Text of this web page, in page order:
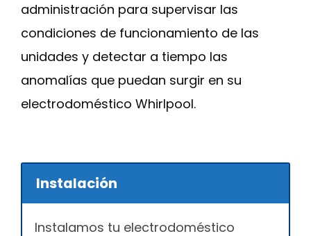
administración para supervisar las
condiciones de funcionamiento de las
unidades y detectar a tiempo las
anomalías que puedan surgir en su
electrodoméstico Whirlpool.
Instalación
Instalamos tu electrodoméstico